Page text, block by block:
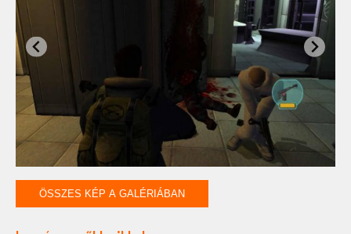
ÖSSZES KÉP A GALÉRIÁBAN